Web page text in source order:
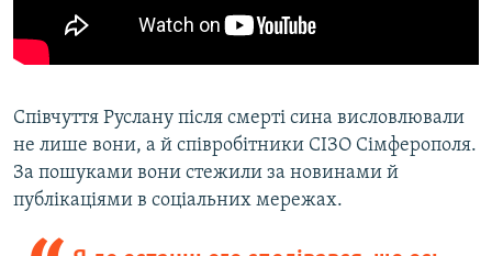
Співчуття Руслану після смерті сина висловлювали
не лише вони, а й співробітники СІЗО Сімферополя.
За пошуками вони стежили за новинами й
публікаціями в соціальних мережах.